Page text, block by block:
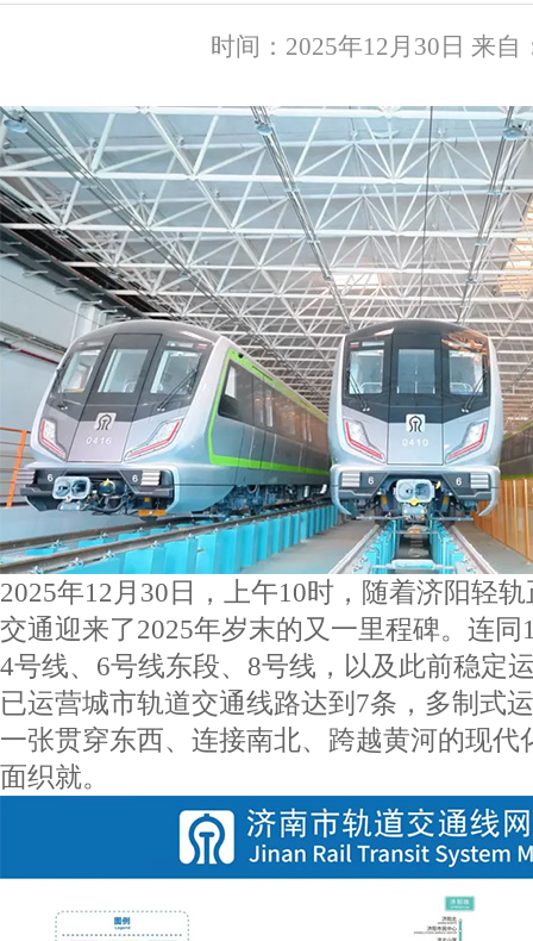
时间：2025年12月30日 来自
2025年12 月 30 日，上午10时，随着济阳轻
交通迎来了2025年岁末的又一里程碑。连同
4号线、 6号线东段、 8号线，以及此前稳定
已运营城市轨道交通线路达到 7条，多制式
一张贯穿东西、连接南北、跨越黄河的现代
面织就。